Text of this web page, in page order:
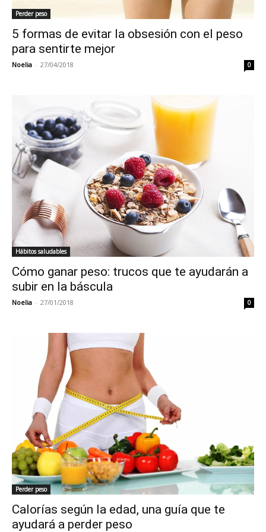
Perder peso
5 formas de evitar la obsesión con el peso
para sentirte mejor
Noelia - 27/04/2018 0
Hábitos saludables
Cómo ganar peso: trucos que te ayudarán a
subir en la báscula
Noelia - 27/01/2018 0
Perder peso
Calorías según la edad, una guía que te
ayudará a perder peso